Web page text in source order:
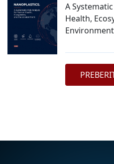
A
Health,
Environment